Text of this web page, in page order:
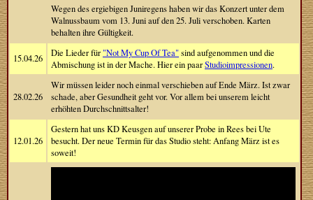
Wegen des ergiebigen Juniregens haben wir das Konzert unter dem
Walnussbaum vom 13. Juni auf den 25. Juli verschoben. Karten
behalten ihre Gültigkeit.
15.04.26 Die Lieder für "Not My Cup Of Tea" sind aufgenommen und die
Abmischung ist in der Mache. Hier ein paarStudioimpressionen.
28.02.26
Wir müssen leider noch einmal verschieben auf Ende März. Ist zwar
schade, aber Gesundheit geht vor. Vor allem bei unserem leicht
erhöhten Durchschnittsalter!
12.01.26
Gestern hat uns KD Keusgen auf unserer Probe in Rees bei Ute
besucht. Der neue Termin für das Studio steht: Anfang März ist es
soweit!